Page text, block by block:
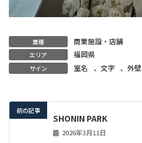
業種 商業施設・店舗
エリア 福岡県
サイン 室名 、 文字 、外壁
前の記事
SHONIN PARK
2026年3月11日